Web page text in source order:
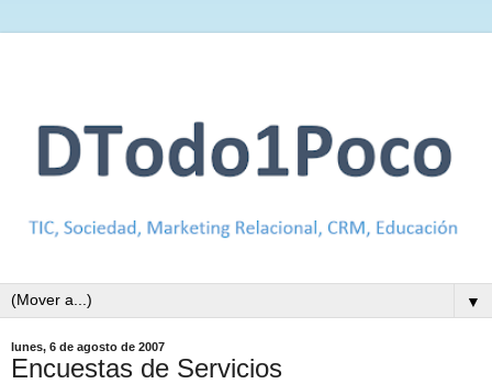
▼
lunes, 6 de agosto de 2007
Encuestas de Servicios